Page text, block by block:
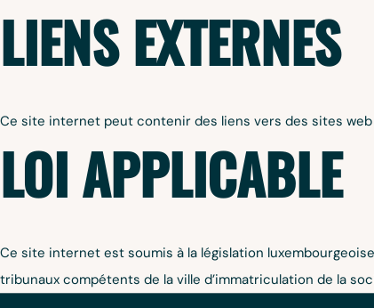
LIENS EXTERNES
Ce site internet peut contenir des liens vers des sites
LOI APPLICABLE
Ce site internet est soumis à la législation
tribunaux compétents de la ville d’immatriculation de la